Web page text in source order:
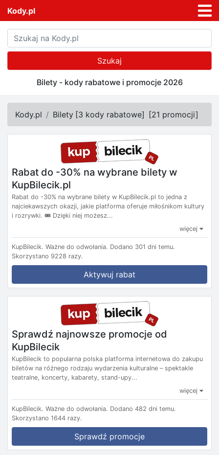
Kody.pl
Szukaj
Bilety - kody rabatowe i promocje 2026
Kody.pl Bilety [3 kody rabatowe] [21 promocji]
Rabat do -30% na wybrane bilety w
KupBilecik.pl
Rabat do -30% na wybrane bilety w KupBilecik.pl to jedna z
najciekawszych okazji, jakie platforma oferuje miłośnikom kultury
i rozrywki. 🎟️ Dzięki niej możesz...
więcej
KupBilecik. Ważne do odwołania. Dodano 301 dni temu.
Skorzystano 9228 razy.
Aktywuj rabat
Sprawdź najnowsze promocje od
KupBilecik
KupBilecik to popularna polska platforma internetowa do zakupu
biletów na różnego rodzaju wydarzenia kulturalne – spektakle
teatralne, koncerty, kabarety, stand-upy...
więcej
KupBilecik. Ważne do odwołania. Dodano 482 dni temu.
Skorzystano 1644 razy.
Sprawdź promocje